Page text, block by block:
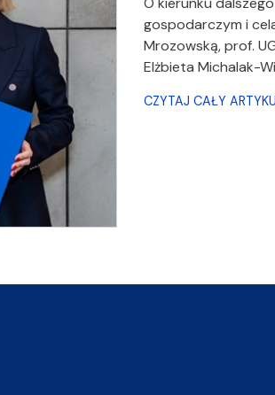
gospodarczym i
Mrozowską, prof.
Elżbieta Michalak-
CZYTAJ CAŁY